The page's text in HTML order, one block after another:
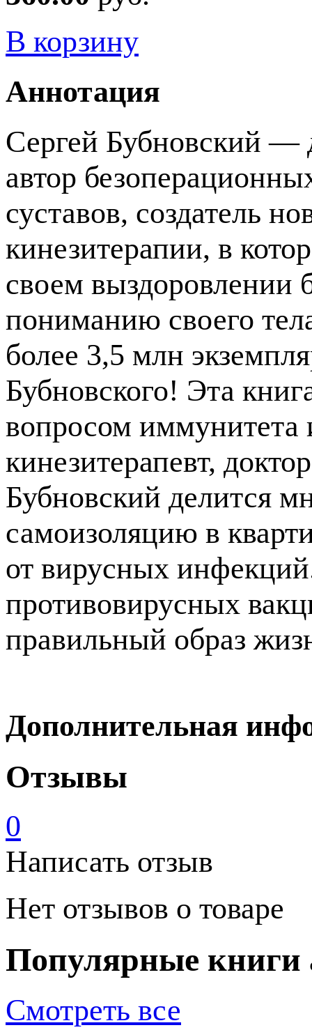
В корзину
Аннотация
Сергей Бубновский —
автор
суставов, создатель
кинезитерапии, в
своем выздоровлении
пониманию своего
более 3,5 млн
Бубновского! Эта
вопросом иммунитета
кинезитерапевт,
Бубновский делится
самоизоляцию в
от вирусных
противовирусных
правильный образ
Дополнительная
Отзывы
0
Написать отзыв
Нет отзывов о товаре
Популярные книги
Смотреть все